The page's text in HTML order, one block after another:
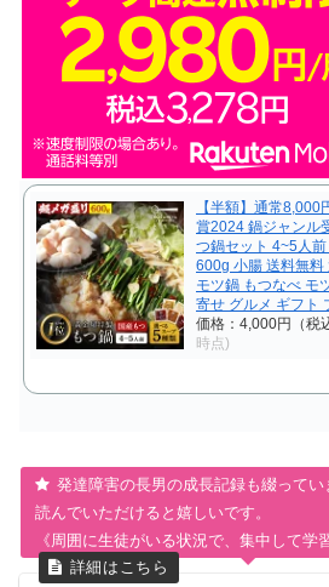
【半額】通常
賞2024 鍋ジャンル
つ鍋セット 4~5人
600g 小腸 送料無料
モツ鍋 もつなべ モ
寄せ グルメ ギフト
価格：4,000円（税
時点)
発達障害の長男の成長記録も綴ってい
読んでいただけると嬉しいです。
《周囲に生徒がいる状況で、集中して学